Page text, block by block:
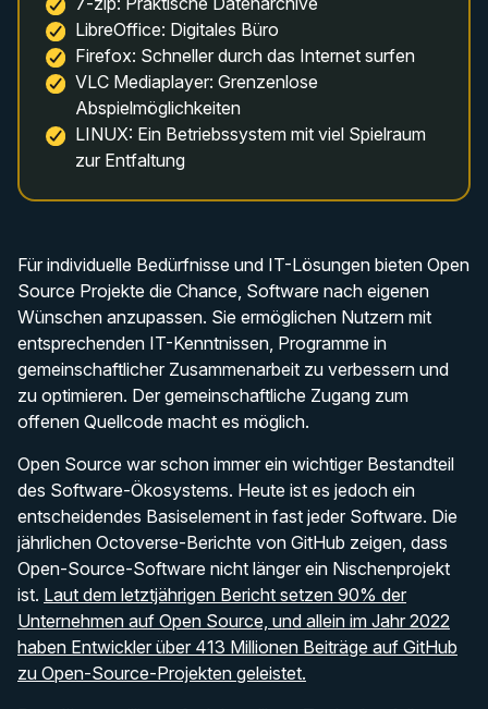
LibreOffice: Digitales Büro
Firefox: Schneller durch das Internet surfen
VLC Mediaplayer: Grenzenlose
Abspielmöglichkeiten
LINUX: Ein Betriebssystem mit viel Spielraum
zur Entfaltung
Für individuelle Bedürfnisse und IT-Lösungen bieten Open
Source Projekte die Chance, Software nach eigenen
Wünschen anzupassen. Sie ermöglichen Nutzern mit
entsprechenden IT-Kenntnissen, Programme in
gemeinschaftlicher Zusammenarbeit zu verbessern und
zu optimieren. Der gemeinschaftliche Zugang zum
offenen Quellcode macht es möglich.
Open Source war schon immer ein wichtiger Bestandteil
des Software-Ökosystems. Heute ist es jedoch ein
entscheidendes Basiselement in fast jeder Software. Die
jährlichen Octoverse-Berichte von GitHub zeigen, dass
Open-Source-Software nicht länger ein Nischenprojekt
ist. Laut dem letztjährigen Bericht setzen 90% der
Unternehmen auf Open Source, und allein im Jahr 2022
haben Entwickler über 413 Millionen Beiträge auf GitHub
zu Open-Source-Projekten geleistet.